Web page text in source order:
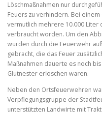
Löschmaßnahmen nur
Feuers zu verhindern. Bei
vermutlich mehrere 10.000 Liter
verbraucht worden. Um den
wurden durch die Feuerwehr
gebracht, die das Feuer
Maßnahmen dauerte es noch
Glutnester erloschen waren.
Neben den Ortsfeuerwehren
Verpflegungsgruppe der
unterstützten Landwirte mit